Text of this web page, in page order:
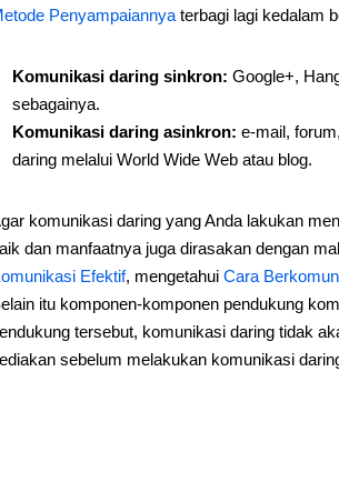
Penyampaiannyaterbagi lagi kedalam
Komunikasi daring sinkron: Google+,
sebagainya.
Komunikasi daring asinkron: e-mail,
daring melalui World Wide Web atau blog.
komunikasi daring yang Anda lakukan
dan manfaatnya juga dirasakan dengan
Efektif, mengetahui Cara
itu komponen-komponen pendukung
tersebut, komunikasi daring tidak
sebelum melakukan komunikasi